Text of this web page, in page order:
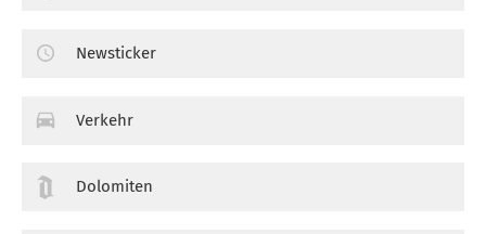
Newsticker
Verkehr
Dolomiten